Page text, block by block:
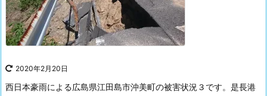
2020年2月20日
西日本豪雨による広島県江田島市沖美町の被害状況３です。 是長港